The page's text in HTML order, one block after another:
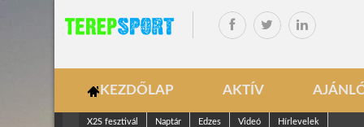
KEZDŐLAP AKTÍV
X2S fesztivál Naptár Edzes Videó Hírlevelek